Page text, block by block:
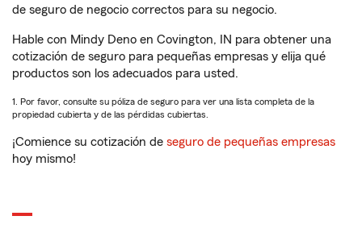
de seguro de negocio correctos para su negocio.
Hable con Mindy Deno en Covington, IN para obtener una
cotización de seguro para pequeñas empresas y elija qué
productos son los adecuados para usted.
1. Por favor, consulte su póliza de seguro para ver una lista completa de la
propiedad cubierta y de las pérdidas cubiertas.
¡Comience su cotización de seguro de pequeñas empresas
hoy mismo!